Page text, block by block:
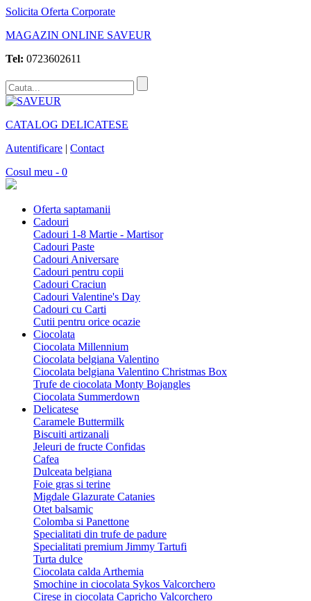
Solicita Oferta Corporate
MAGAZIN ONLINE SAVEUR
Tel: 0723602611
CATALOG DELICATESE
Autentificare | Contact
Cosul meu - 0
Oferta saptamanii
Cadouri
Cadouri 1-8 Martie - Martisor
Cadouri Paste
Cadouri Aniversare
Cadouri pentru copii
Cadouri Craciun
Cadouri Valentine's Day
Cadouri cu Carti
Cutii pentru orice ocazie
Ciocolata
Ciocolata Millennium
Ciocolata belgiana Valentino
Ciocolata belgiana Valentino Christmas Box
Trufe de ciocolata Monty Bojangles
Ciocolata Summerdown
Delicatese
Caramele Buttermilk
Biscuiti artizanali
Jeleuri de fructe Confidas
Cafea
Dulceata belgiana
Foie gras si terine
Migdale Glazurate Catanies
Otet balsamic
Colomba si Panettone
Specialitati din trufe de padure
Specialitati premium Jimmy Tartufi
Turta dulce
Ciocolata calda Arthemia
Smochine in ciocolata Sykos Valcorchero
Cirese in ciocolata Capricho Valcorchero